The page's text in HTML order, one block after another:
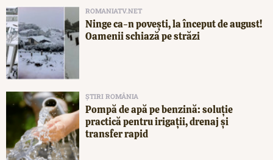
ROMANIATV.NET
Ninge ca-n povești, la început de august!
Oamenii schiază pe străzi
ȘTIRI ROMÂNIA
Pompă de apă pe benzină: soluție
practică pentru irigații, drenaj și
transfer rapid